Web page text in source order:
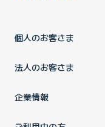
個人のお客さま
法人のお客さま
企業情報